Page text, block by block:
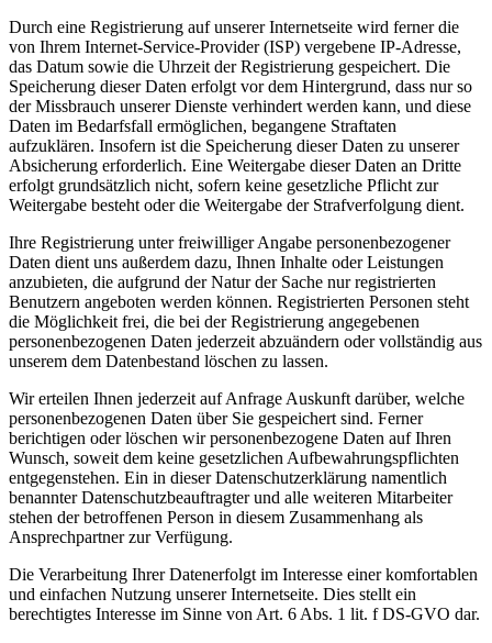
Durch eine Registrierung auf unserer Internetseite wird ferner die
von Ihrem Internet-Service-Provider (ISP) vergebene IP-Adresse,
das Datum sowie die Uhrzeit der Registrierung gespeichert. Die
Speicherung dieser Daten erfolgt vor dem Hintergrund, dass nur so
der Missbrauch unserer Dienste verhindert werden kann, und diese
Daten im Bedarfsfall ermöglichen, begangene Straftaten
aufzuklären. Insofern ist die Speicherung dieser Daten zu unserer
Absicherung erforderlich. Eine Weitergabe dieser Daten an Dritte
erfolgt grundsätzlich nicht, sofern keine gesetzliche Pflicht zur
Weitergabe besteht oder die Weitergabe der Strafverfolgung dient.
Ihre Registrierung unter freiwilliger Angabe personenbezogener
Daten dient uns außerdem dazu, Ihnen Inhalte oder Leistungen
anzubieten, die aufgrund der Natur der Sache nur registrierten
Benutzern angeboten werden können. Registrierten Personen steht
die Möglichkeit frei, die bei der Registrierung angegebenen
personenbezogenen Daten jederzeit abzuändern oder vollständig aus
unserem dem Datenbestand löschen zu lassen.
Wir erteilen Ihnen jederzeit auf Anfrage Auskunft darüber, welche
personenbezogenen Daten über Sie gespeichert sind. Ferner
berichtigen oder löschen wir personenbezogene Daten auf Ihren
Wunsch, soweit dem keine gesetzlichen Aufbewahrungspflichten
entgegenstehen. Ein in dieser Datenschutzerklärung namentlich
benannter Datenschutzbeauftragter und alle weiteren Mitarbeiter
stehen der betroffenen Person in diesem Zusammenhang als
Ansprechpartner zur Verfügung.
Die Verarbeitung Ihrer Datenerfolgt im Interesse einer komfortablen
und einfachen Nutzung unserer Internetseite. Dies stellt ein
berechtigtes Interesse im Sinne von Art. 6 Abs. 1 lit. f DS-GVO dar.